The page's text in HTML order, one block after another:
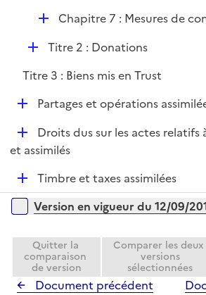
D
p
l
i
e
Chapitre 7 : Mesures de
D
p
l
e
r
Titre 2 : Donations
Titre 3 : Biens mis en Trust
D
l
r
Partages et opérations
D
é
e
r
Droits dus sur les actes relatifs
et assimilés
D
é
p
e
r
Timbre et taxes assimilées
Versions sur la période
Version en vigueur du 12/09/
Quitter la
comparaison
de version
Comparer les deux
versions
sélectionnées
Document précédent